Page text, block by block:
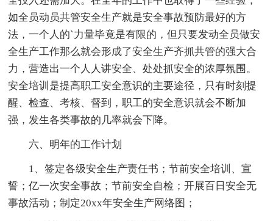
如全员动员共管安全生产就是安全事故预防最好的方
法，一个人的`力量毕竟是有限的，但只要发动全员做安
全生产工作那么就会形成了安全生产齐抓共管的强大合
力，营造出一个人人讲安全、处处抓安全的浓厚氛围。
安全培训是提高职工安全意识的主要途径，只有时刻提
醒、检查、考核、督到，职工的安全意识就会不断加
强，发生各类事故的几率就会下降。
六、明年的工作计划
1、签定各级安全生产责任书；节前安全培训、宣
誓；亿一次安全事故；节前安全自检；开展百日安全无
事故活动；制定20xx年安全生产网络图；